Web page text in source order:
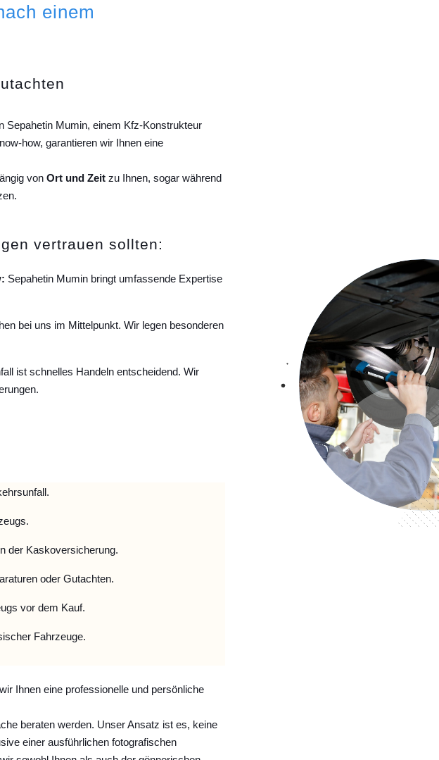
einem
Sepahetin Mumin, einem Kfz-Konstrukteur
how, garantieren wir Ihnen eine
von Ort und Zeit zu Ihnen, sogar während
vertrauen sollten:
Sepahetin Mumin bringt umfassende Expertise
bei uns im Mittelpunkt. Wir legen besonderen
ist schnelles Handeln entscheidend. Wir
der Kaskoversicherung.
oder Gutachten.
vor dem Kauf.
Fahrzeuge.
Ihnen eine professionelle und persönliche
beraten werden. Unser Ansatz ist es, keine
einer ausführlichen fotografischen